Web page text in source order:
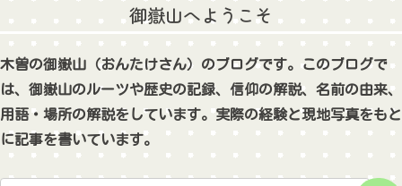
御嶽山へようこそ
木曽の御嶽山（おんたけさん）のブログです。このブログで
は、御嶽山のルーツや歴史の記録、信仰の解説、名前の由来、
用語・場所の解説をしています。実際の経験と現地写真をもと
に記事を書いています。